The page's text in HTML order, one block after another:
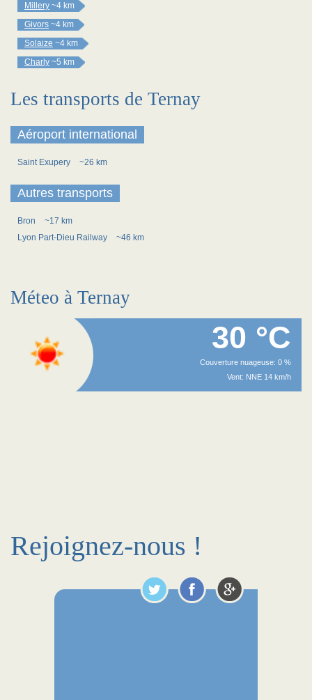
Millery ~4 km
Givors ~4 km
Solaize ~4 km
Charly ~5 km
Les transports de Ternay
Aéroport international
Saint Exupery ~26 km
Autres transports
Bron
~17 km
Lyon Part-Dieu Railway
~46 km
Méteo à Ternay
30 °C
Couverture nuageuse: 0 %
Vent: NNE 14 km/h
Rejoignez-nous !